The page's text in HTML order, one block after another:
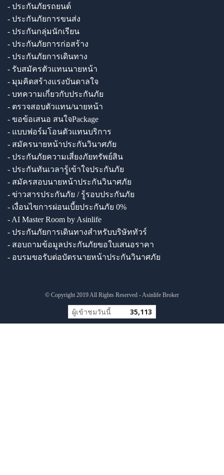
- ประกันภัยรถยนต์
- ประกันภัยการขนส่ง
- ประกันกลุ่มนักเรียน
- ประกันภัยการก่อสร้าง
- ประกันภัยการเดินทาง
- รับสมัครตัวแทนนายหน้า
- มุมคิดสร้างแรงบันดาลใจ
- บทความเกี่ยวกับประกันภัย
- ตรวจสอบตัวแทน/นายหน้า
- ขอข้อเสนอ สนใจPackage
- แบบฟอร์มโอนตัวแทนบริการ
- สมัครนายหน้าประกันวินาศภัย
- ประกันภัยความเสี่ยงภัยทรัพย์สิน
- ประกันทันเวลารู้เข้าใจประกันภัย
- สมัครสอบนายหน้าประกันวินาศภัย
- ข่าวสารประกันภัย / รู้รอบประกันภัย
- เงื่อนไขการผ่อนเบี้ยประกันภัย 0%
- AI Master Room by Asinlife
- ประกันภัยการเดินทางสำหรับบริษัททัวร์
- สอบถามข้อมูลประกันภัยขอใบเสนอราคา
- อบรมขอรับต่อบัตรนายหน้าประกันวินาศภัย
© Copyright 2019 All Rights Reserved - Asinlife Broker
ผู้เข้าชมวันนี้ 35,113